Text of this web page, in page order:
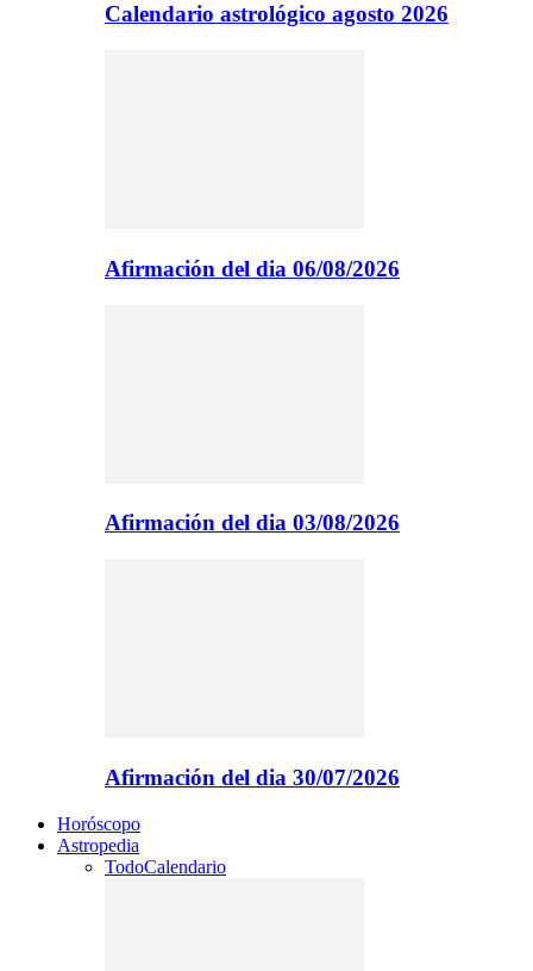
Calendario astrológico agosto 2026
Afirmación del dia 06/08/2026
Afirmación del dia 03/08/2026
Afirmación del dia 30/07/2026
Horóscopo
Astropedia
TodoCalendario